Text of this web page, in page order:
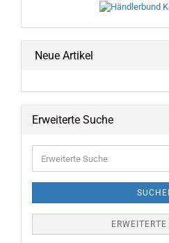
Neue Artikel
Erweiterte Suche
Suche